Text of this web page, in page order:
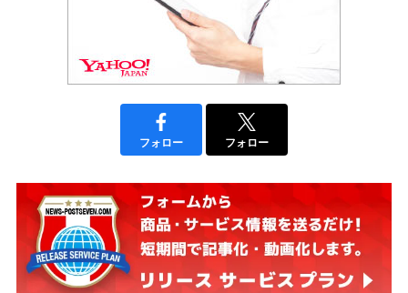
フォロー フォロー